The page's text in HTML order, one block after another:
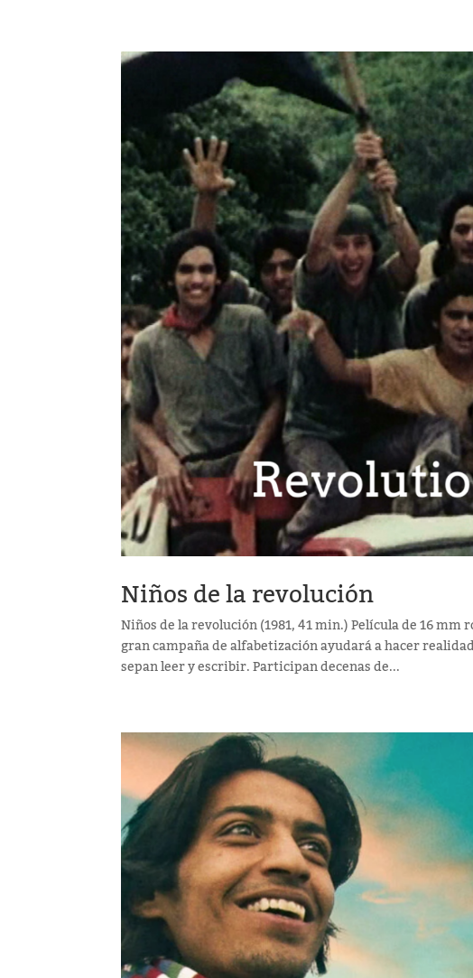
Niños de la revolución
Niños de la revolución (1981, 41 min.) Película de 16
gran campaña de alfabetización ayudará a hacer
sepan leer y escribir. Participan decenas de...